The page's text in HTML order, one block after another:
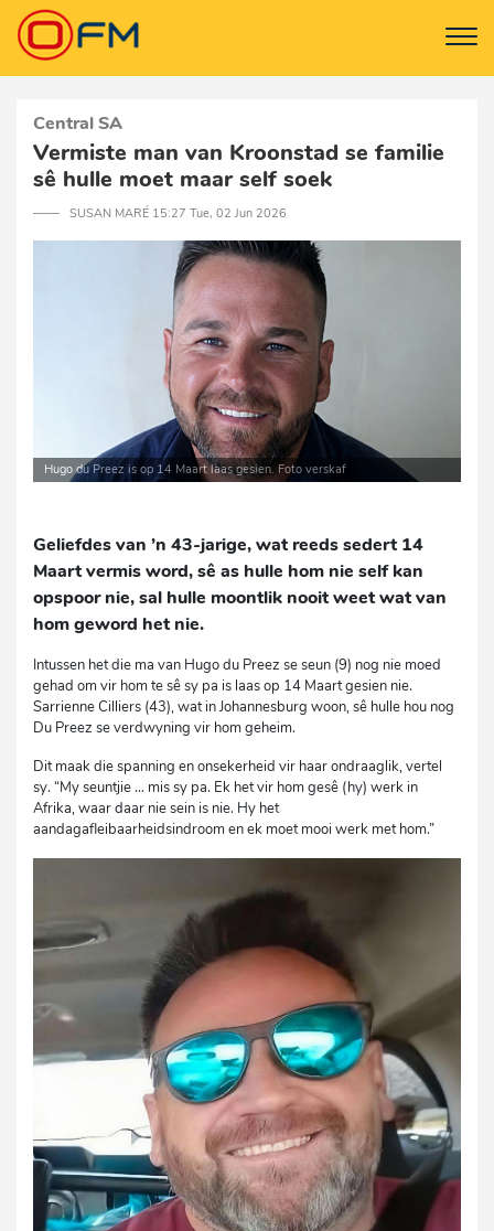
Central SA
Vermiste man van Kroonstad se familie
sê hulle moet maar self soek
─── SUSAN MARÉ 15:27 Tue, 02 Jun 2026
Hugo du Preez is op 14 Maart laas gesien. Foto verskaf
Geliefdes van ’n 43-jarige, wat reeds sedert 14
Maart vermis word, sê as hulle hom nie self kan
opspoor nie, sal hulle moontlik nooit weet wat van
hom geword het nie.
Intussen het die ma van Hugo du Preez se seun (9) nog nie moed
gehad om vir hom te sê sy pa is laas op 14 Maart gesien nie.
Sarrienne Cilliers (43), wat in Johannesburg woon, sê hulle hou nog
Du Preez se verdwyning vir hom geheim.
Dit maak die spanning en onsekerheid vir haar ondraaglik, vertel
sy. “My seuntjie … mis sy pa. Ek het vir hom gesê (hy) werk in
Afrika, waar daar nie sein is nie. Hy het
aandagafleibaarheidsindroom en ek moet mooi werk met hom.”